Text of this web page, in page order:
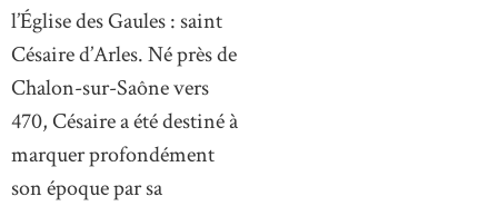
l’Église des Gaules : saint
Césaire d’Arles. Né près de
Chalon-sur-Saône vers
470, Césaire a été destiné à
marquer profondément
son époque par sa